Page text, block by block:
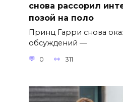
снова рассорил
позой на поло
Принц Гарри снова
обсуждений —
0 311